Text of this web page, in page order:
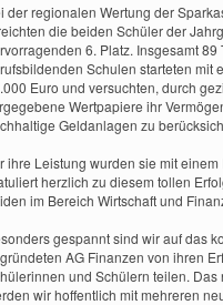
der regionalen Wertung der
die beiden Schüler der
6. Platz. Insgesamt
Schulen starteten mit
Euro und versuchten, durch
Wertpapiere ihr
Geldanlagen zu
ihre Leistung wurden sie mit
herzlich zu diesem tollen
im Bereich Wirtschaft und
gespannt sind wir auf das
AG Finanzen von ihren
und Schülern teilen.
wir hoffentlich mit mehreren